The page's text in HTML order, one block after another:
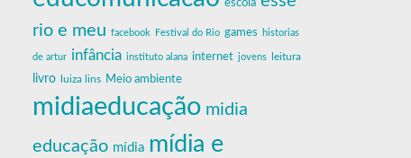
escola
rio e meu facebook Festival do Rio games historias
de artur infância instituto alana internet jovens leitura
livro luiza lins Meio ambiente
midiaeducação midia
educação mídia mídia e